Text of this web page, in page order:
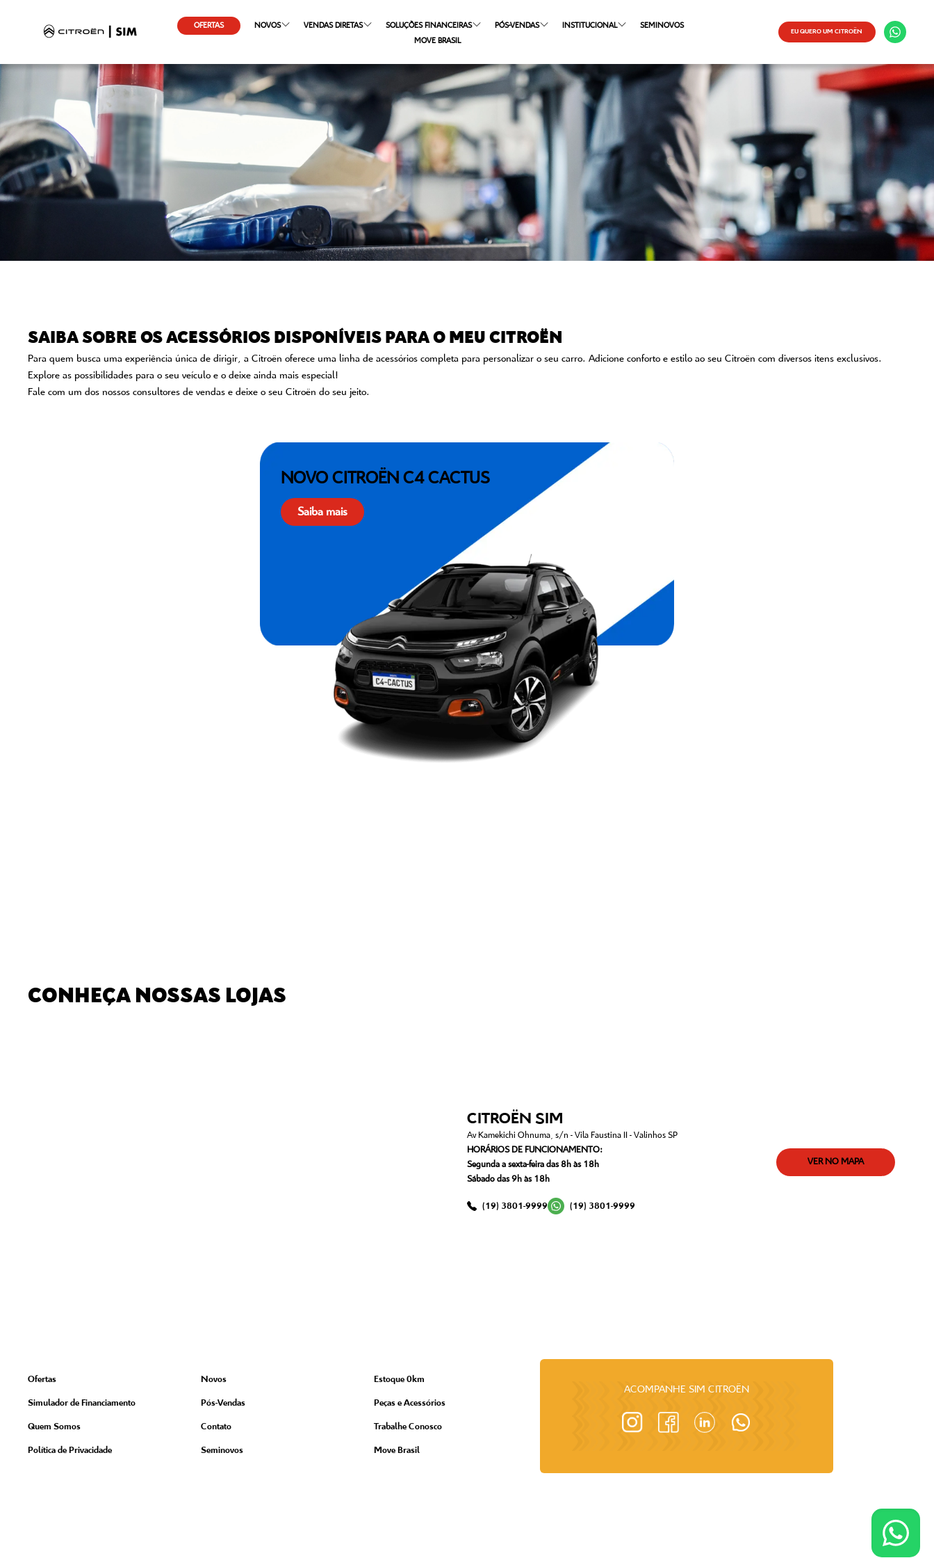
OFERTAS NOVOS VENDAS DIRETAS SOLUÇÕES FINANCEIRAS PÓS-VENDAS INSTITUCIONAL
SEMINOVOS
MOVE BRASIL
EU QUERO UM CITROËN
SAIBA SOBRE OS ACESSÓRIOS DISPONÍVEIS PARA O MEU CITROËN
Para quem busca uma experiência única de dirigir, a Citroën oferece uma linha de acessórios completa para personalizar o seu carro. Adicione conforto e estilo ao seu Citroën com diversos itens exclusivos.
Explore as possibilidades para o seu veículo e o deixe ainda mais especial!
Fale com um dos nossos consultores de vendas e deixe o seu Citroën do seu jeito.
NOVO CITROËN C4 CACTUS
Saiba mais
CONHEÇA NOSSAS LOJAS
CITROËN SIM
Av Kamekichi Ohnuma, s/n - Vila Faustina II - Valinhos SP
HORÁRIOS DE FUNCIONAMENTO:
Segunda a sexta-feira das 8h às 18h
Sábado das 9h às 18h
(19) 3801-9999 (19) 3801-9999
VER NO MAPA
Ofertas Novos Estoque 0km
Simulador de Financiamento Pós-Vendas Peças e Acessórios
Quem Somos Contato Trabalhe Conosco
Política de Privacidade Seminovos Move Brasil
ACOMPANHE SIM CITROËN